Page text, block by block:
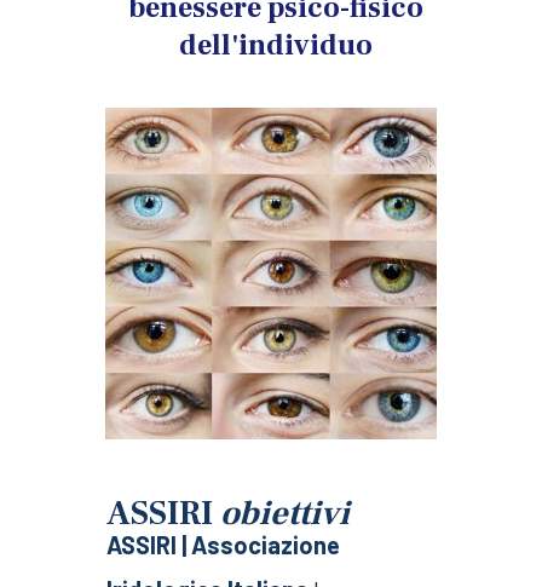
benessere psico-fisico
dell'individuo
ASSIRI obiettivi
ASSIRI | Associazione